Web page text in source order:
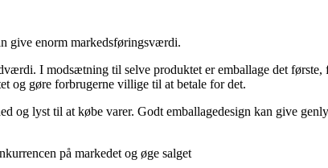
give enorm markedsføringsværdi.
I modsætning til selve produktet er emballage det
og gøre forbrugerne villige til at betale for det.
og lyst til at købe varer. Godt emballagedesign kan give
på markedet og øge salget